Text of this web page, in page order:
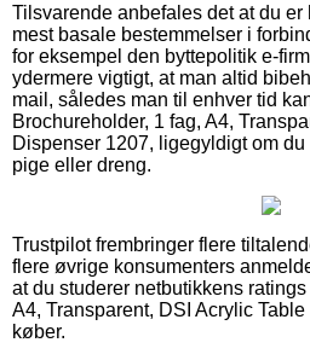
Tilsvarende anbefales det at du
mest basale bestemmelser i
for eksempel den byttepolitik e-
ydermere vigtigt, at man altid
mail, således man til enhver tid
Brochureholder, 1 fag, A4,
Dispenser 1207, ligegyldigt om
pige eller dreng.
Trustpilot frembringer flere
flere øvrige konsumenters
at du studerer netbutikkens
A4, Transparent, DSI Acrylic
køber.